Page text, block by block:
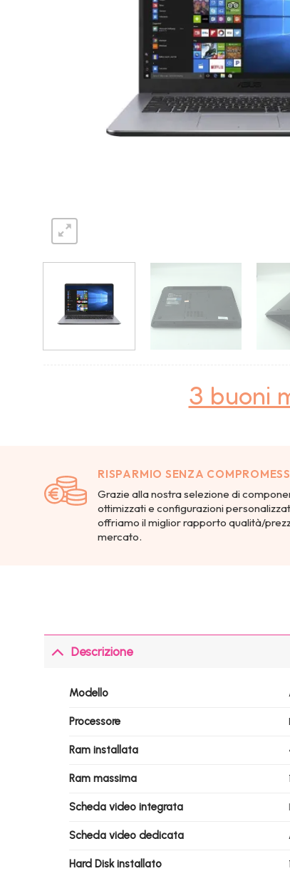
3 buoni
RISPARMIO SENZA
Grazie alla nostra selezione di
ottimizzati e configurazioni
offriamo il miglior rapporto qualità/
mercato.
Descrizione
Modello
Processore
Ram installata
Ram massima
Scheda video integrata
Scheda video dedicata
Hard Disk installato